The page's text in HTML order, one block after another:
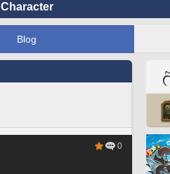
Character
Blog
0